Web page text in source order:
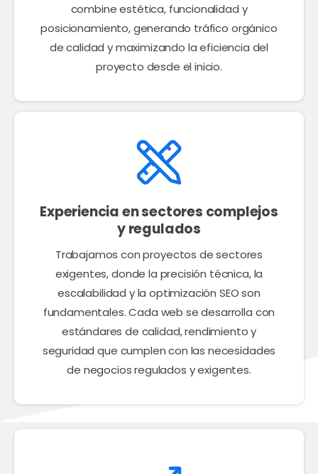
combine estética, funcionalidad y
posicionamiento, generando tráfico orgánico
de calidad y maximizando la eficiencia del
proyecto desde el inicio.
Experiencia en sectores complejos
y regulados
Trabajamos con proyectos de sectores
exigentes, donde la precisión técnica, la
escalabilidad y la optimización SEO son
fundamentales. Cada web se desarrolla con
estándares de calidad, rendimiento y
seguridad que cumplen con las necesidades
de negocios regulados y exigentes.